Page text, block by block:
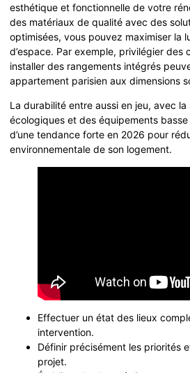
esthétique et fonctionnelle de votre
des matériaux de qualité avec des
optimisées, vous pouvez maximiser la
d’espace. Par exemple, privilégier des
installer des rangements intégrés
appartement parisien aux dimensions
La durabilité entre aussi en jeu, avec
écologiques et des équipements
d’une tendance forte en 2026 pour
environnementale de son logement.
Effectuer un état des lieux
intervention.
Définir précisément les priorités
projet.